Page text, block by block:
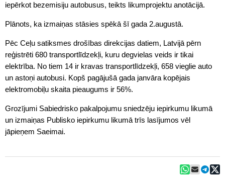
iepērkot bezemisiju autobusus, teikts likumprojektu anotācijā.
Plānots, ka izmaiņas stāsies spēkā šī gada 2.augustā.
Pēc Ceļu satiksmes drošības direkcijas datiem, Latvijā pērn
reģistrēti 680 transportlīdzekļi, kuru degvielas veids ir tikai
elektrība. No tiem 14 ir kravas transportlīdzekļi, 658 vieglie auto
un astoņi autobusi. Kopš pagājušā gada janvāra kopējais
elektromobiļu skaita pieaugums ir 56%.
Grozījumi Sabiedrisko pakalpojumu sniedzēju iepirkumu likumā
un izmaiņas Publisko iepirkumu likumā trīs lasījumos vēl
jāpieņem Saeimai.